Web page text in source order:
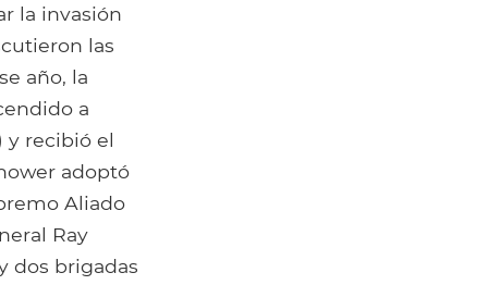
la invasión
las
año, la
a
y recibió el
adoptó
Aliado
Ray
dos brigadas